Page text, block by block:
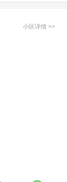
小区详情 >>